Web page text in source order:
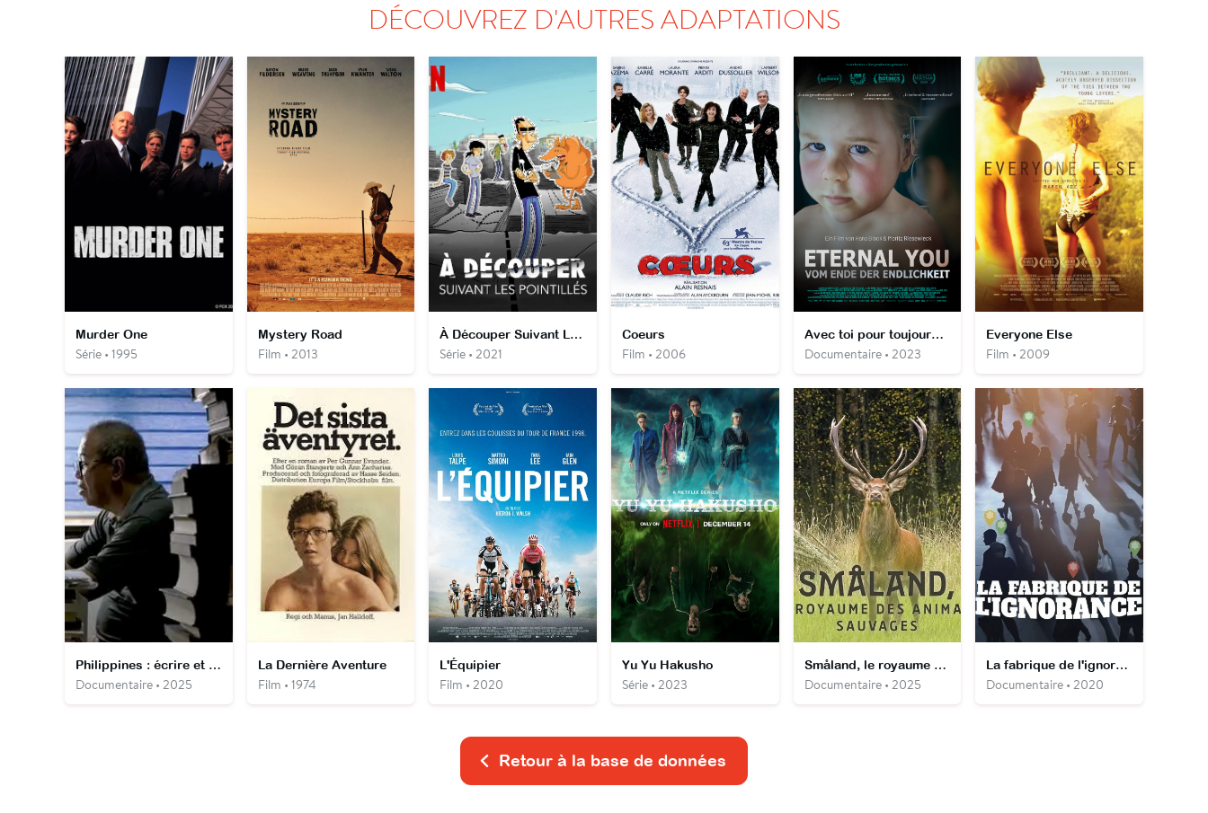
DÉCOUVREZ D'AUTRES ADAPTATIONS
Murder One
Série • 1995
Mystery Road
Film • 2013
À Découper Suivant Les Pointillés
Série • 2021
Coeurs
Film • 2006
Avec toi pour toujours - De l'immortalité virtuelle
Documentaire • 2023
Everyone Else
Film • 2009
Philippines : écrire et résister au dictateur
Documentaire • 2025
La Dernière Aventure
Film • 1974
L'Équipier
Film • 2020
Yu Yu Hakusho
Série • 2023
Småland, le royaume des animaux sauvages
Documentaire • 2025
La fabrique de l'ignorance
Documentaire • 2020
Retour à la base de données